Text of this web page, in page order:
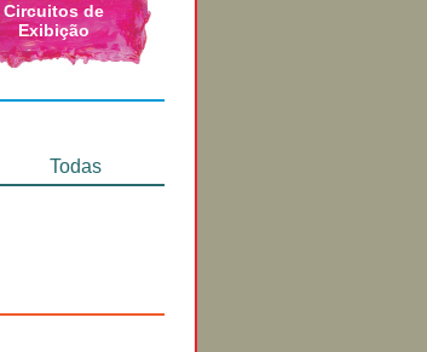
Circuitos de
Exibição
Todas